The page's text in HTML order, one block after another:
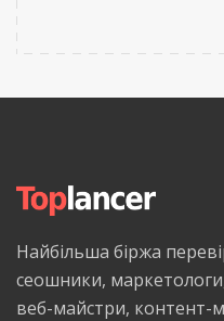
Найбільша біржа
сеошники,
веб-майстри,